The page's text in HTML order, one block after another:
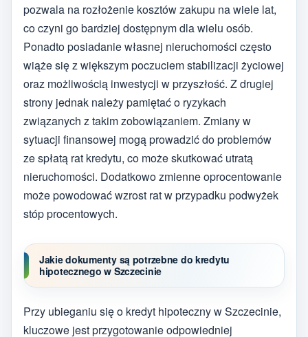
pozwala na rozłożenie kosztów zakupu na wiele lat,
co czyni go bardziej dostępnym dla wielu osób.
Ponadto posiadanie własnej nieruchomości często
wiąże się z większym poczuciem stabilizacji życiowej
oraz możliwością inwestycji w przyszłość. Z drugiej
strony jednak należy pamiętać o ryzykach
związanych z takim zobowiązaniem. Zmiany w
sytuacji finansowej mogą prowadzić do problemów
ze spłatą rat kredytu, co może skutkować utratą
nieruchomości. Dodatkowo zmienne oprocentowanie
może powodować wzrost rat w przypadku podwyżek
stóp procentowych.
Jakie dokumenty są potrzebne do kredytu
hipotecznego w Szczecinie
Przy ubieganiu się o kredyt hipoteczny w Szczecinie,
kluczowe jest przygotowanie odpowiedniej